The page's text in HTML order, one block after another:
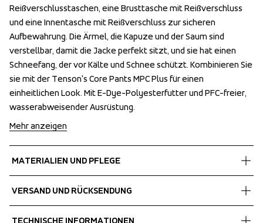
Reißverschlusstaschen, eine Brusttasche mit Reißverschluss
und eine Innentasche mit Reißverschluss zur sicheren
Aufbewahrung. Die Ärmel, die Kapuze und der Saum sind
verstellbar, damit die Jacke perfekt sitzt, und sie hat einen
Schneefang, der vor Kälte und Schnee schützt. Kombinieren Sie
sie mit der Tenson's Core Pants MPC Plus für einen
einheitlichen Look. Mit E-Dye-Polyesterfutter und PFC-freier,
wasserabweisender Ausrüstung.
Reißverschlusstaschen, eine Brusttasche mit Reißverschluss
und eine Innentasche mit Reißverschluss zur sicheren
Aufbewahrung. Die Ärmel, die Kapuze und der Saum sind
verstellbar, damit die Jacke perfekt sitzt, und sie hat einen
Schneefang, der vor Kälte und Schnee schützt. Kombinieren Sie
sie mit der Tenson's Core Pants MPC Plus für einen
einheitlichen Look. Mit E-Dye-Polyesterfutter und PFC-freier,
wasserabweisender Ausrüstung.
Mehr anzeigen
MATERIALIEN UND PFLEGE
Shell fabric 1
VERSAND UND RÜCKSENDUNG
TECHNISCHE INFORMATIONEN